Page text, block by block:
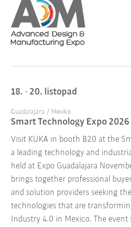
18. - 20. listopad
Guadalajara / Mexiko
Smart Technology Expo 2026
Visit KUKA in booth B20 at the
a leading technology and
held at Expo Guadalajara
brings together professional
and solution providers seeking
technologies that are
Industry 4.0 in Mexico. The event